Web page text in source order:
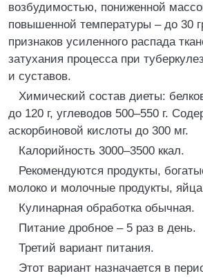
возбудимостью, пониженной
повышенной температуры – до 30
признаков усиленного распада
затухания процесса при
и суставов.
Химический состав диеты:
до 120 г, углеводов 500–550 г.
аскорбиновой кислоты до 300 мг.
Калорийность 3000–3500 ккал.
Рекомендуются продукты,
молоко и молочные продукты,
Кулинарная обработка обычная.
Питание дробное – 5 раз в день.
Третий вариант питания.
Этот вариант назначается в